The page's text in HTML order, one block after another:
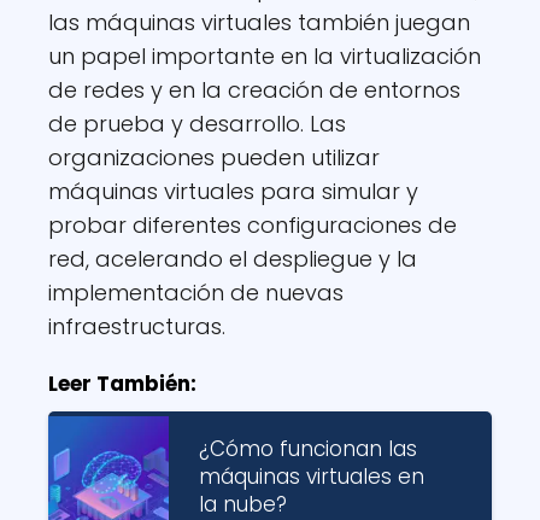
las máquinas virtuales también juegan
un papel importante en la virtualización
de redes y en la creación de entornos
de prueba y desarrollo. Las
organizaciones pueden utilizar
máquinas virtuales para simular y
probar diferentes configuraciones de
red, acelerando el despliegue y la
implementación de nuevas
infraestructuras.
Leer También:
¿Cómo funcionan las
máquinas virtuales en
la nube?